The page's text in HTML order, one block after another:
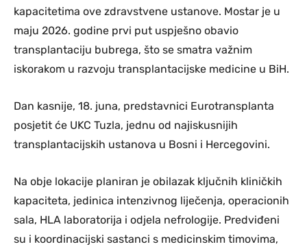
kapacitetima ove zdravstvene ustanove. Mostar je u
maju 2026. godine prvi put uspješno obavio
transplantaciju bubrega, što se smatra važnim
iskorakom u razvoju transplantacijske medicine u BiH.
Dan kasnije, 18. juna, predstavnici Eurotransplanta
posjetit će UKC Tuzla, jednu od najiskusnijih
transplantacijskih ustanova u Bosni i Hercegovini.
Na obje lokacije planiran je obilazak ključnih kliničkih
kapaciteta, jedinica intenzivnog liječenja, operacionih
sala, HLA laboratorija i odjela nefrologije. Predviđeni
su i koordinacijski sastanci s medicinskim timovima,